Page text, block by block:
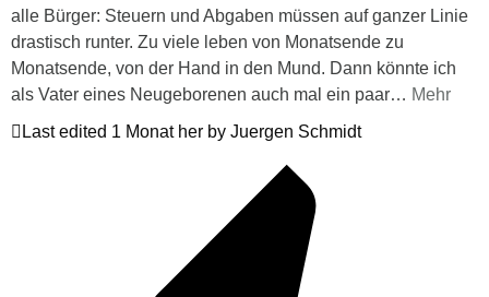
alle Bürger: Steuern und Abgaben müssen auf ganzer Linie
drastisch runter. Zu viele leben von Monatsende zu
Monatsende, von der Hand in den Mund. Dann könnte ich
als Vater eines Neugeborenen auch mal ein paar… Mehr
Last edited 1 Monat her by Juergen Schmidt